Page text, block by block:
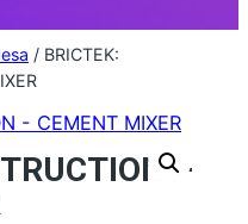
/ BRICTEK:
–